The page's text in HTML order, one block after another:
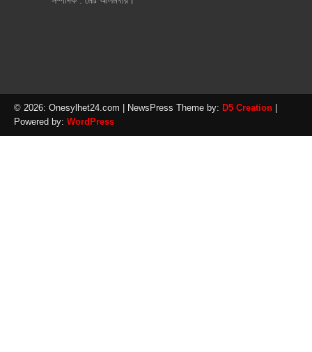
© 2026: Onesylhet24.com | NewsPress Theme by: D5 Creation
Powered by: WordPress